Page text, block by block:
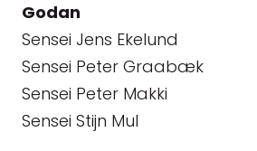
Godan
Sensei Jens Ekelund
Sensei Peter Graabæk
Sensei Peter Makki
Sensei Stijn Mul